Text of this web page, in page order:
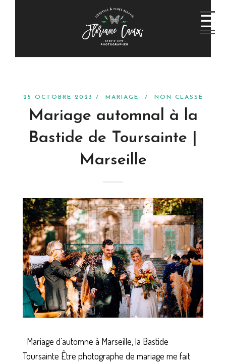
25 OCTOBRE 2023 / MARIAGE / NON CLASSÉ
Mariage automnal à la
Bastide de Toursainte |
Marseille
Mariage d’automne à Marseille, la Bastide
Toursainte Être photographe de mariage me fait